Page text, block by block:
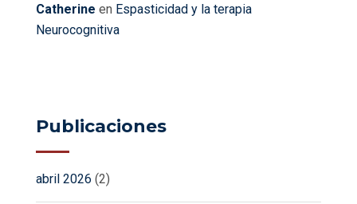
Catherine en Espasticidad y la terapia
Neurocognitiva
Publicaciones
abril 2026 (2)